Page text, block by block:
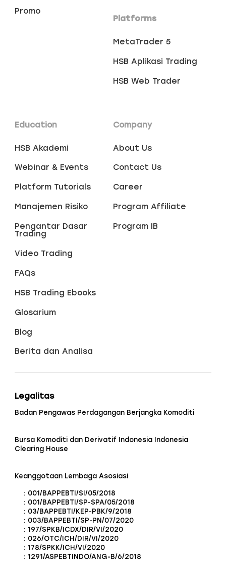
Promo
Platforms
MetaTrader 5
HSB Aplikasi Trading
HSB Web Trader
Education
HSB Akademi
Webinar & Events
Platform Tutorials
Manajemen Risiko
Pengantar Dasar
Trading
Video Trading
FAQs
HSB Trading Ebooks
Glosarium
Blog
Berita dan Analisa
Company
About Us
Contact Us
Career
Program Affiliate
Program IB
Legalitas
Badan Pengawas Perdagangan Berjangka Komoditi
Bursa Komoditi dan Derivatif Indonesia Indonesia
Clearing House
Keanggotaan Lembaga Asosiasi
: 001/BAPPEBTI/SI/05/2018
: 001/BAPPEBTI/SP-SPA/05/2018
: 03/BAPPEBTI/KEP-PBK/9/2018
: 003/BAPPEBTI/SP-PN/07/2020
: 197/SPKB/ICDX/DIR/VI/2020
: 026/OTC/ICH/DIR/VI/2020
: 178/SPKK/ICH/VI/2020
: 1291/ASPEBTINDO/ANG-B/6/2018